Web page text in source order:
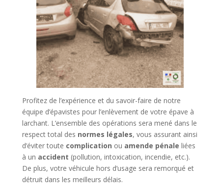
Profitez de l’expérience et du savoir-faire de notre
équipe d’épavistes pour l’enlèvement de votre épave à
larchant. L’ensemble des opérations sera mené dans le
respect total des normes légales, vous assurant ainsi
d’éviter toute complication ou amende pénale liées
à un accident (pollution, intoxication, incendie, etc.).
De plus, votre véhicule hors d’usage sera remorqué et
détruit dans les meilleurs délais.